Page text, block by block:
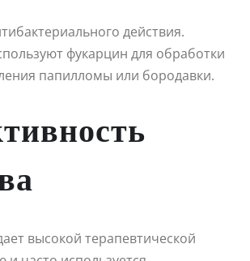
действия.
фукарцин для обработки
папилломы или бородавки.
высокой терапевтической